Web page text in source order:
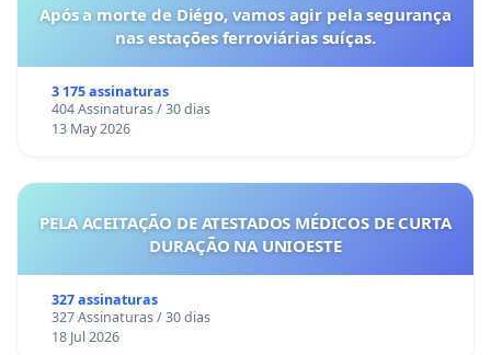
Após a morte de Diégo, vamos agir pela segurança
nas estações ferroviárias suíças.
3 175 assinaturas
404 Assinaturas / 30 dias
13 May 2026
PELA ACEITAÇÃO DE ATESTADOS MÉDICOS DE CURTA
DURAÇÃO NA UNIOESTE
327 assinaturas
327 Assinaturas / 30 dias
18 Jul 2026